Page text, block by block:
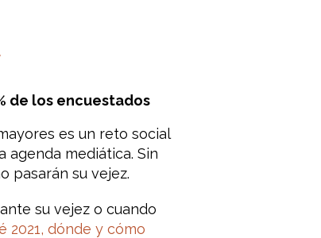
de los encuestados
es un reto social
agenda mediática. Sin
pasarán su vejez.
su vejez o cuando
2021, dónde y cómo